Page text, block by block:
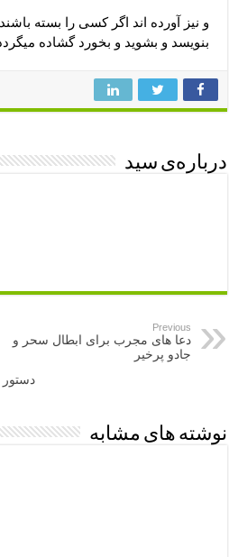
و نیز آورده اند اگر کسی را بسته
بنویسد و بشوید و بخورد گشاده میگردد
درباره‌ی سید
Previous
دعا های مجرب برای ابطال سحر و
جادو پرخیر
نوشته های مشابه